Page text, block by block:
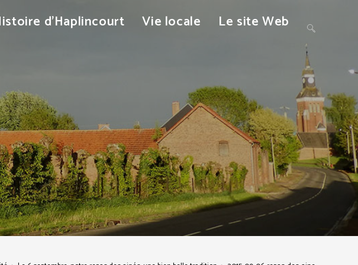
d’Haplincourt Vie locale Le site Web Toggle
website
search